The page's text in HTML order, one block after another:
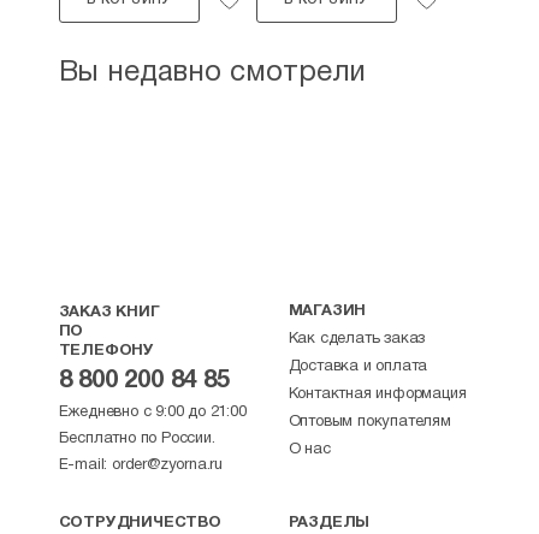
Вы недавно смотрели
ЗАКАЗ КНИГ
ПО
ТЕЛЕФОНУ
8 800 200 84 85
Ежедневно с 9:00 до 21:00
Бесплатно по России.
E-mail: order@zyorna.ru
МАГАЗИН
Как сделать заказ
Доставка и оплата
Контактная информация
Оптовым покупателям
О нас
СОТРУДНИЧЕСТВО РАЗДЕЛЫ